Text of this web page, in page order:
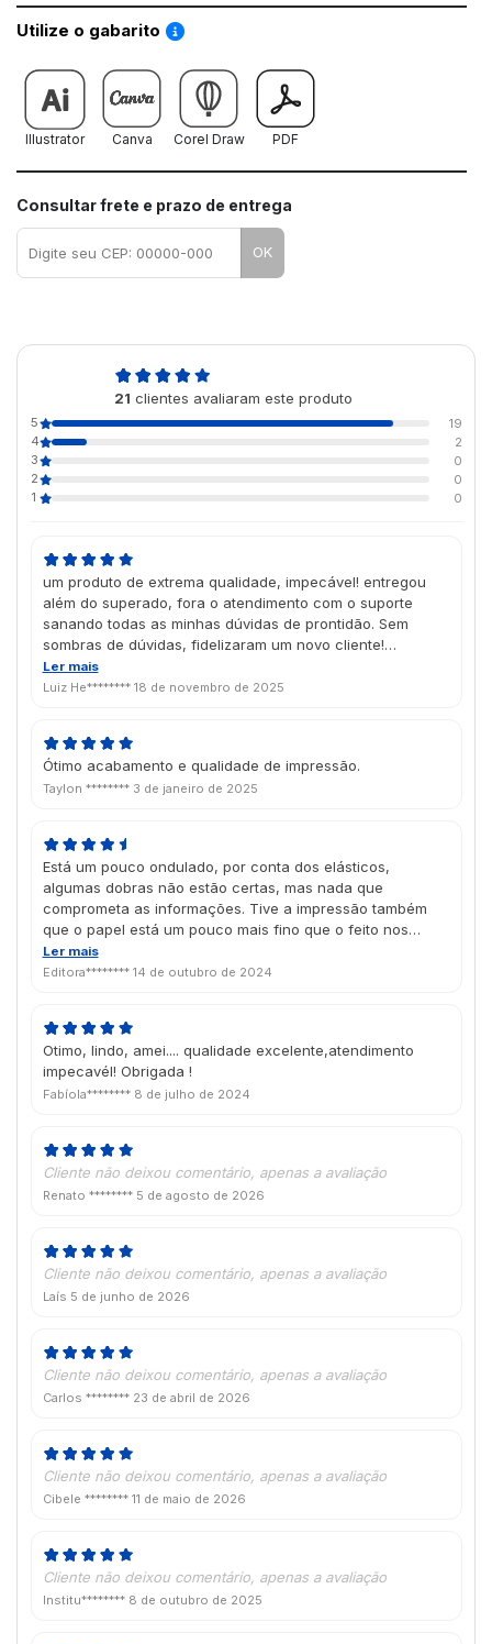
Utilize o gabarito Saiba como utilizar os nossos gabaritos
Illustrator Canva Corel Draw PDF
Consultar frete e prazo de entrega
OK
21 clientes avaliaram este produto
5
19
4
2
3
0
2
0
1
0
um produto de extrema qualidade, impecável! entregou
além do superado, fora o atendimento com o suporte
sanando todas as minhas dúvidas de prontidão. Sem
sombras de dúvidas, fidelizaram um novo cliente!
Parabéns todo o time da Futura.
Ler mais
Luiz He******** 18 de novembro de 2025
Ótimo acabamento e qualidade de impressão.
Taylon ******** 3 de janeiro de 2025
Está um pouco ondulado, por conta dos elásticos,
algumas dobras não estão certas, mas nada que
comprometa as informações. Tive a impressão também
que o papel está um pouco mais fino que o feito nos
últimos anos.
Ler mais
Editora******** 14 de outubro de 2024
Otimo, lindo, amei.... qualidade excelente,atendimento
impecavél! Obrigada !
Fabíola******** 8 de julho de 2024
Cliente não deixou comentário, apenas a avaliação
Renato ******** 5 de agosto de 2026
Cliente não deixou comentário, apenas a avaliação
Laís 5 de junho de 2026
Cliente não deixou comentário, apenas a avaliação
Carlos ******** 23 de abril de 2026
Cliente não deixou comentário, apenas a avaliação
Cibele ******** 11 de maio de 2026
Cliente não deixou comentário, apenas a avaliação
Institu******** 8 de outubro de 2025